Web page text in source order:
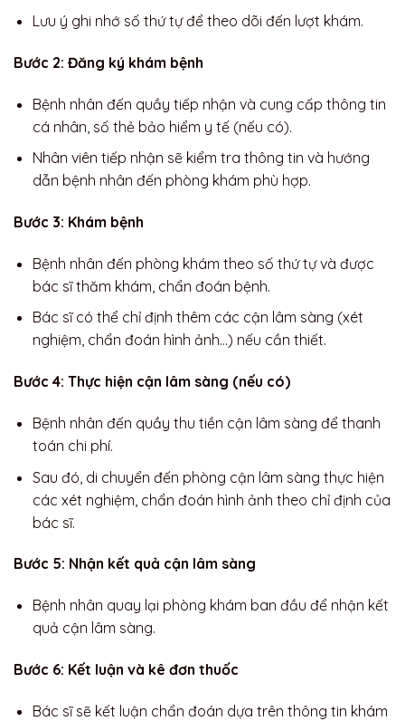
Lưu ý ghi nhớ số thứ tự để theo dõi đến lượt khám.
Bước 2: Đăng ký khám bệnh
Bệnh nhân đến quầy tiếp nhận và cung cấp thông tin
cá nhân, số thẻ bảo hiểm y tế (nếu có).
Nhân viên tiếp nhận sẽ kiểm tra thông tin và hướng
dẫn bệnh nhân đến phòng khám phù hợp.
Bước 3: Khám bệnh
Bệnh nhân đến phòng khám theo số thứ tự và được
bác sĩ thăm khám, chẩn đoán bệnh.
Bác sĩ có thể chỉ định thêm các cận lâm sàng (xét
nghiệm, chẩn đoán hình ảnh…) nếu cần thiết.
Bước 4: Thực hiện cận lâm sàng (nếu có)
Bệnh nhân đến quầy thu tiền cận lâm sàng để thanh
toán chi phí.
Sau đó, di chuyển đến phòng cận lâm sàng thực hiện
các xét nghiệm, chẩn đoán hình ảnh theo chỉ định của
bác sĩ.
Bước 5: Nhận kết quả cận lâm sàng
Bệnh nhân quay lại phòng khám ban đầu để nhận kết
quả cận lâm sàng.
Bước 6: Kết luận và kê đơn thuốc
Bác sĩ sẽ kết luận chẩn đoán dựa trên thông tin khám